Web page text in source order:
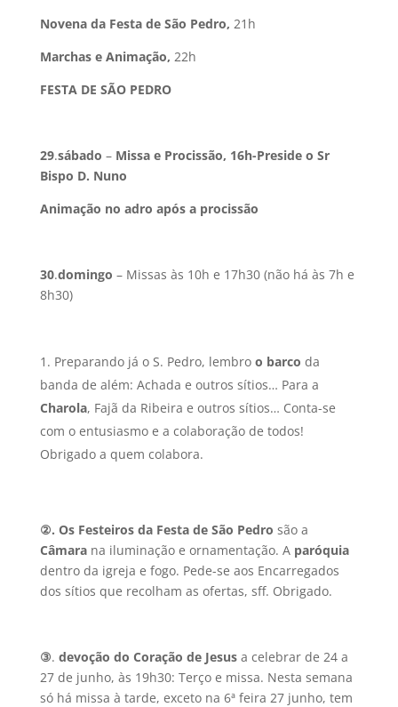
Novena da Festa de São Pedro, 21h
Marchas e Animação, 22h
FESTA DE SÃO PEDRO
29.sábado –Missa e Procissão, 16h-Preside o Sr
Bispo D. Nuno
Animação no adro após a procissão
30.domingo – Missas às 10h e 17h30 (não há às 7h e
8h30)
Preparando já o S. Pedro, lembro o barco da
banda de além: Achada e outros sítios… Para a
Charola, Fajã da Ribeira e outros sítios… Conta-se
com o entusiasmo e a colaboração de todos!
Obrigado a quem colabora.
②. Os Festeirosda Festa de São Pedro são a
Câmarana iluminação e ornamentação. A paróquia
dentro da igreja e fogo. Pede-se aos Encarregados
dos sítios que recolham as ofertas, sff. Obrigado.
③. devoção do Coração de Jesusa celebrar de 24 a
27 de junho, às 19h30: Terço e missa. Nesta semana
só há missa à tarde, exceto na 6ª feira 27 junho, tem